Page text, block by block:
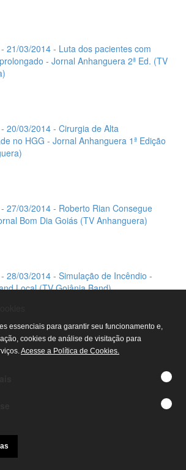
21/03/2014 - Luta dos pacientes com
- Jornal Anhanguera 2ª Ed. (TV
20/03/2014 - Cirurgia de Alta
no HGG - Jornal Anhanguera 1ª Edição
27/03/2014 - Roberto Rian Consegue
Bom Dia Goiás (TV Anhanguera)
28/03/2014 - Simulação de Incêndio -
Local (TV Goiânia Band)
28/03/2014 - Simulação de Incêndio -
Record (TV Record)
essenciais para garantir seu funcionamento e,
cookies de análise de visitação para
Acesse a Política de Cookies.